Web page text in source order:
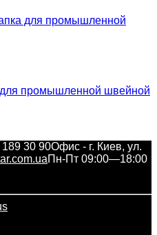
промышленной швейной
30 90Офис - г. Киев, ул.
Пн-Пт 09:00—18:00